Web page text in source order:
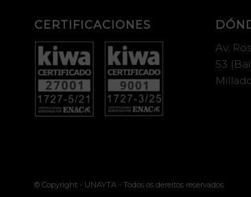
CERTIFICACIONES
Av.
53
© Copyright - UNAYTA - Todos os dereitos reservados